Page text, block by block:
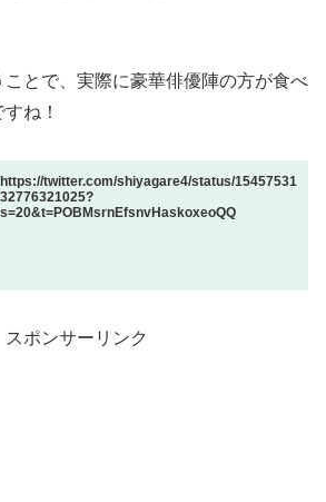
とで、実際に豪華俳優陣の方が食べ
ね！
https://twitter.com/shiyagare4/status/15457531
32776321025?
s=20&t=POBMsrnEfsnvHaskoxeoQQ
スポンサーリンク